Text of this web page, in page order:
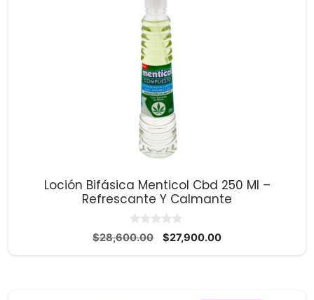
Loción Bifásica Menticol Cbd 250 Ml –
Refrescante Y Calmante
0
d
$28,600.00
El
$27,900.00El